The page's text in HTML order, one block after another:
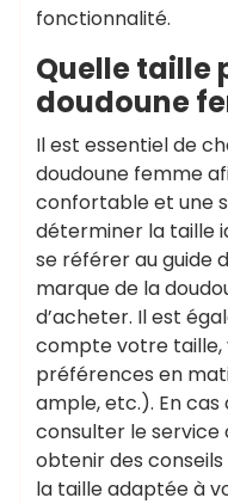
fonctionnalité.
Quelle taille
doudoune
Il est essentiel de
doudoune femme
confortable et une
déterminer la taille
se référer au guide
marque de la
d’acheter. Il est
compte votre taille,
préférences en
ample, etc.). En cas
consulter le service
obtenir des
la taille adaptée à